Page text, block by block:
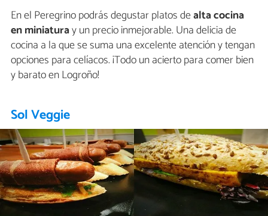
En el Peregrino podrás degustar platos dealta cocina
en miniaturay un precio inmejorable. Una delicia de
cocina a la que se suma una excelente atención y tengan
opciones para celíacos. ¡Todo un acierto para comer bien
y barato en Logroño!
Sol Veggie